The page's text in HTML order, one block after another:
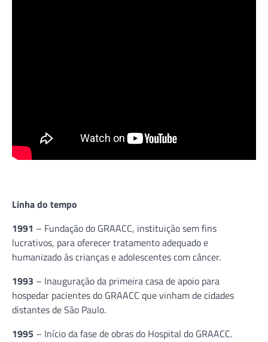
Linha do tempo
1991 – Fundação do GRAACC, instituição sem fins
lucrativos, para oferecer tratamento adequado e
humanizado às crianças e adolescentes com câncer.
1993 – Inauguração da primeira casa de apoio para
hospedar pacientes do GRAACC que vinham de cidades
distantes de São Paulo.
1995 – Início da fase de obras do Hospital do GRAACC.